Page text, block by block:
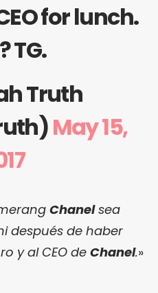
for lunch.
TG.
Truth
May 15,
Chanelsea
después de haber
y al CEO de Chanel.»